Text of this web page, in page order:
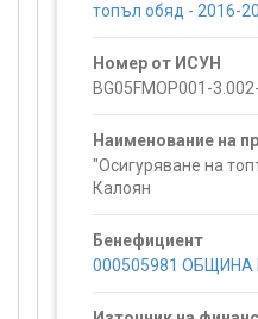
топъл обяд - 2016-
Номер от ИСУН
BG05FMOP001-
Наименование на
"Осигуряване на
Калоян
Бенефициент
000505981